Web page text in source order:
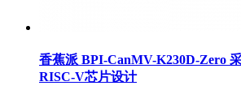
香蕉派 BPI-CanMV-K230D-Zero
RISC-V芯片设计